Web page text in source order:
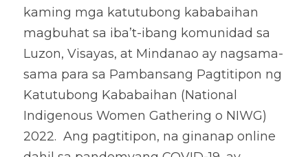
kaming mga katutubong kababaihan
magbuhat sa iba’t-ibang komunidad sa
Luzon, Visayas, at Mindanao ay nagsama-
sama para sa Pambansang Pagtitipon ng
Katutubong Kababaihan (National
Indigenous Women Gathering o NIWG)
2022.  Ang pagtitipon, na ginanap online